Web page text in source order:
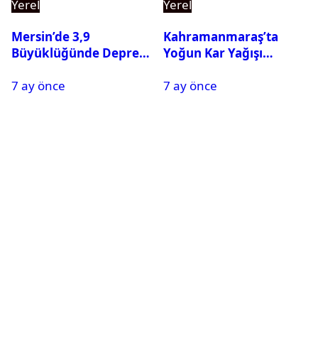
Yerel
Mersin’de 3,9
Büyüklüğünde Deprem
7 ay önce
Yerel
Kahramanmaraş’ta
Yoğun Kar Yağışı
Tatil
7 ay önce